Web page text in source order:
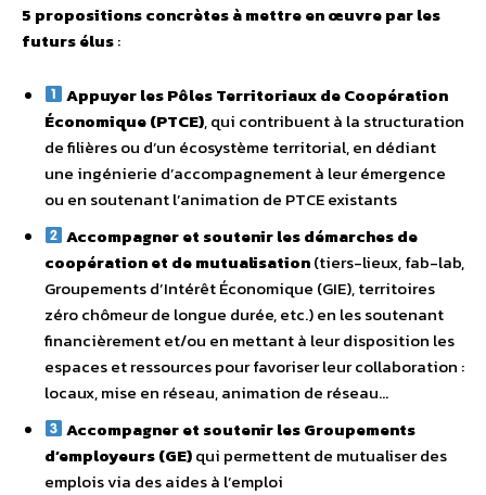
5 propositions concrètes à mettre en œuvre par les
futurs élus:
Appuyer les Pôles Territoriaux de Coopération
Économique (PTCE), qui contribuent à la structuration
de filières ou d’un écosystème territorial, en dédiant
une ingénierie d’accompagnement à leur émergence
ou en soutenant l’animation de PTCE existants
Accompagner et soutenir les démarches de
coopération et de mutualisation(tiers-lieux, fab-lab,
Groupements d’Intérêt Économique (GIE), territoires
zéro chômeur de longue durée, etc.) en les soutenant
financièrement et/ou en mettant à leur disposition les
espaces et ressources pour favoriser leur collaboration :
locaux, mise en réseau, animation de réseau…
Accompagner et soutenir les Groupements
d’employeurs (GE)qui permettent de mutualiser des
emplois via des aides à l’emploi